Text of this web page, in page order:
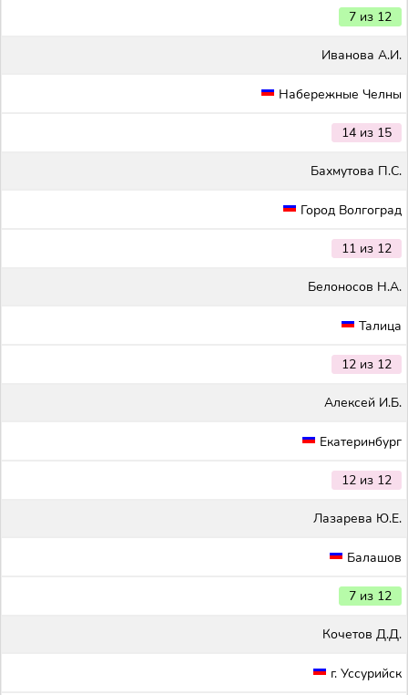
7 из 12
Иванова А.И.
Набережные Челны
14 из 15
Бахмутова П.С.
Город Волгоград
11 из 12
Белоносов Н.А.
Талица
12 из 12
Алексей И.Б.
Екатеринбург
12 из 12
Лазарева Ю.Е.
Балашов
7 из 12
Кочетов Д.Д.
г. Уссурийск